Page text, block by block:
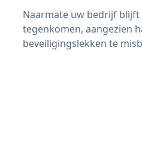
Naarmate uw bedrijf
tegenkomen, aangezien
beveiligingslekken te